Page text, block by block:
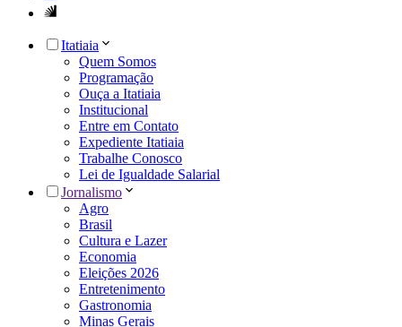
Itatiaia
Quem Somos
Programação
Ouça a Itatiaia
Institucional
Entre em Contato
Expediente Itatiaia
Trabalhe Conosco
Lei de Igualdade Salarial
Jornalismo
Agro
Brasil
Cultura e Lazer
Economia
Eleições 2026
Entretenimento
Gastronomia
Minas Gerais